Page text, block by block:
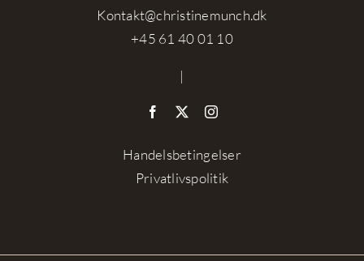
Kontakt@christinemunch.dk
+45 61 40 01 10
|
Handelsbetingelser
Privatlivspolitik